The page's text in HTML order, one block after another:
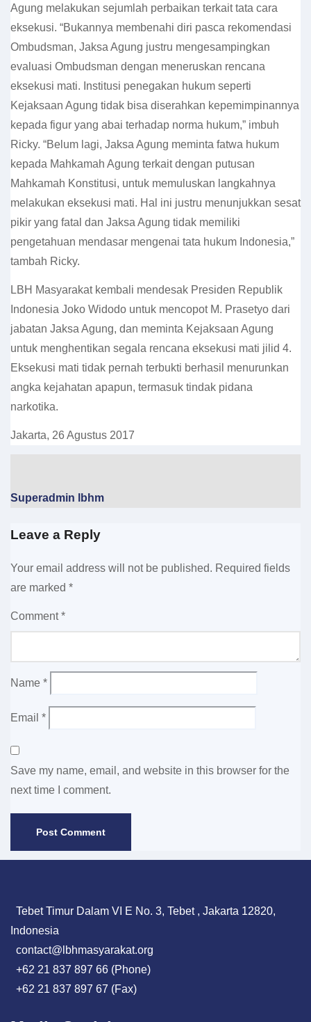
Agung melakukan sejumlah perbaikan terkait tata cara
eksekusi. “Bukannya membenahi diri pasca rekomendasi
Ombudsman, Jaksa Agung justru mengesampingkan
evaluasi Ombudsman dengan meneruskan rencana
eksekusi mati. Institusi penegakan hukum seperti
Kejaksaan Agung tidak bisa diserahkan kepemimpinannya
kepada figur yang abai terhadap norma hukum,” imbuh
Ricky. “Belum lagi, Jaksa Agung meminta fatwa hukum
kepada Mahkamah Agung terkait dengan putusan
Mahkamah Konstitusi, untuk memuluskan langkahnya
melakukan eksekusi mati. Hal ini justru menunjukkan sesat
pikir yang fatal dan Jaksa Agung tidak memiliki
pengetahuan mendasar mengenai tata hukum Indonesia,”
tambah Ricky.
LBH Masyarakat kembali mendesak Presiden Republik
Indonesia Joko Widodo untuk mencopot M. Prasetyo dari
jabatan Jaksa Agung, dan meminta Kejaksaan Agung
untuk menghentikan segala rencana eksekusi mati jilid 4.
Eksekusi mati tidak pernah terbukti berhasil menurunkan
angka kejahatan apapun, termasuk tindak pidana
narkotika.
Jakarta, 26 Agustus 2017
Superadmin lbhm
Leave a Reply
Your email address will not be published. Required fields
are marked *
Comment*
Name *
Email *
Save my name, email, and website in this browser for the
next time I comment.
Tebet Timur Dalam VI E No. 3, Tebet , Jakarta 12820,
Indonesia
contact@lbhmasyarakat.org
+62 21 837 897 66 (Phone)
+62 21 837 897 67 (Fax)